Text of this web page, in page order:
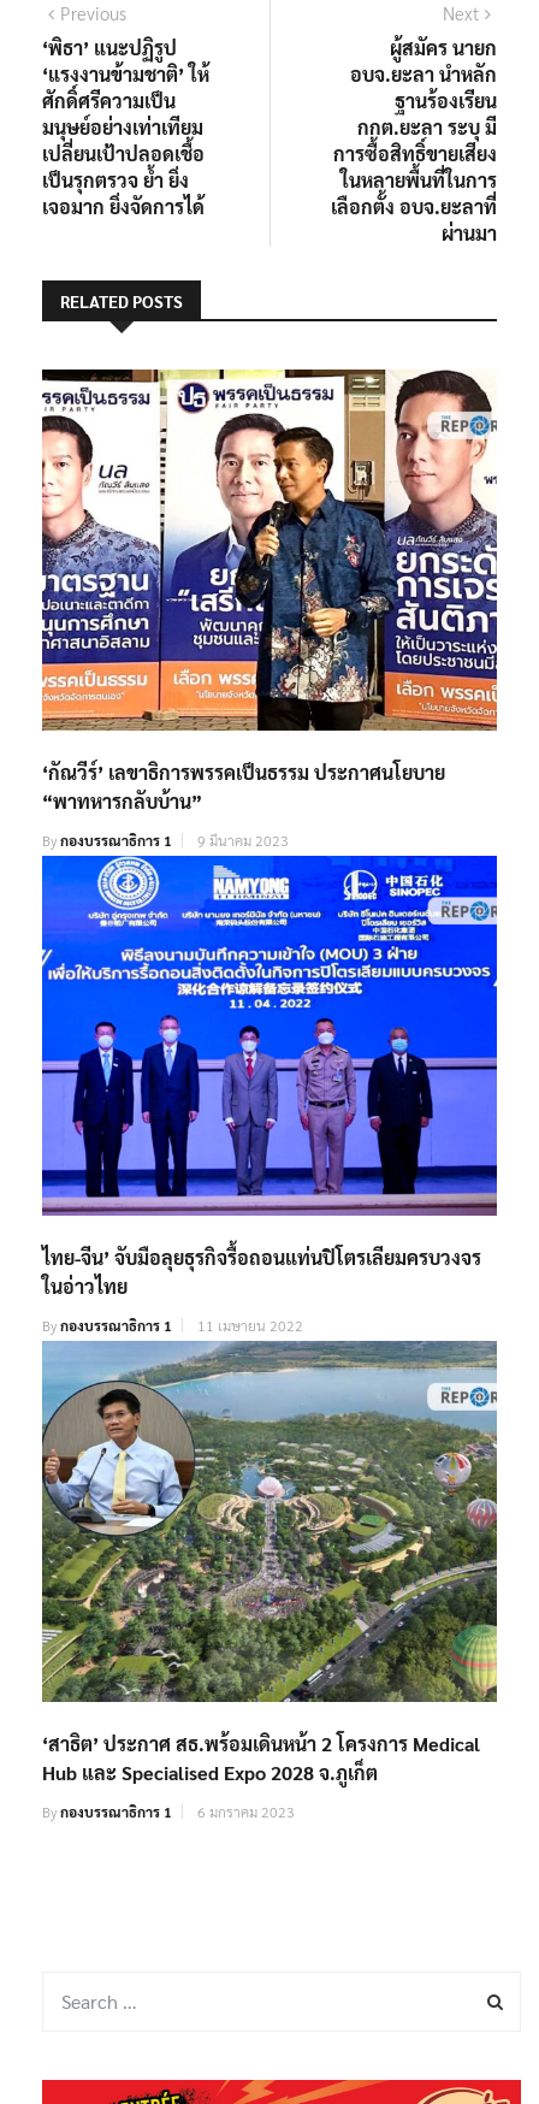
Previous
‘พิธา’ แนะปฏิรูป
‘แรงงานข้ามชาติ’ ให้
ศักดิ์ศรีความเป็น
มนุษย์อย่างเท่าเทียม
เปลี่ยนเป้าปลอดเชื้อ
เป็นรุกตรวจ ย้ำ ยิ่ง
เจอมาก ยิ่งจัดการได้
Next
ผู้สมัคร นายก
อบจ.ยะลา นำหลัก
ฐานร้องเรียน
กกต.ยะลา ระบุ มี
การซื้อสิทธิ์ขายเสียง
ในหลายพื้นที่ในการ
เลือกตั้ง อบจ.ยะลาที่
ผ่านมา
RELATED POSTS
‘กัณวีร์’ เลขาธิการพรรคเป็นธรรม ประกาศนโยบาย
“พาทหารกลับบ้าน”
Byกองบรรณาธิการ 1 9 มีนาคม 2023
ไทย-จีน’ จับมือลุยธุรกิจรื้อถอนแท่นปิโตรเลียมครบวงจร
ในอ่าวไทย
Byกองบรรณาธิการ 1 11 เมษายน 2022
‘สาธิต’ ประกาศ สธ.พร้อมเดินหน้า 2 โครงการ Medical
Hub และ Specialised Expo 2028 จ.ภูเก็ต
Byกองบรรณาธิการ 1 6 มกราคม 2023